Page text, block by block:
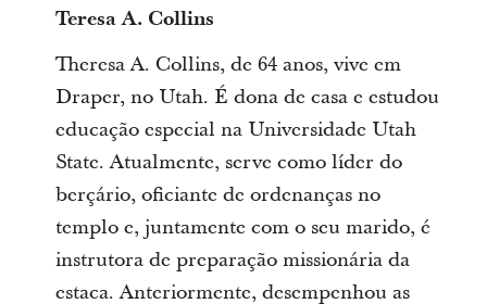
Teresa A. Collins
Theresa A. Collins, de 64 anos, vive em
Draper, no Utah. É dona de casa e estudou
educação especial na Universidade Utah
State. Atualmente, serve como líder do
berçário, oficiante de ordenanças no
templo e, juntamente com o seu marido, é
instrutora de preparação missionária da
estaca. Anteriormente, desempenhou as